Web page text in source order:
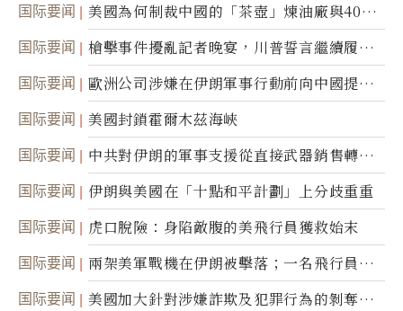
国际要闻
美國為何制裁中國的「茶壺」煉油廠與40家
航運公司
国际要闻
槍擊事件擾亂記者晚宴，川普誓言繼續履行
職責
国际要闻
歐洲公司涉嫌在伊朗軍事行動前向中國提供
美軍基地的衛星影像
国际要闻 美國封鎖霍爾木茲海峽
国际要闻
中共對伊朗的軍事支援從直接武器銷售轉向
間接技術轉讓
国际要闻 伊朗與美國在「十點和平計劃」上分歧重重
国际要闻 虎口脫險：身陷敵腹的美飛行員獲救始末
国际要闻
兩架美軍戰機在伊朗被擊落；一名飛行員失
蹤
国际要闻
美國加大針對涉嫌詐欺及犯罪行為的剝奪公